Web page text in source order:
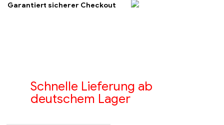
Garantiert sicherer Checkout
Schnelle Lieferung ab
deutschem Lager